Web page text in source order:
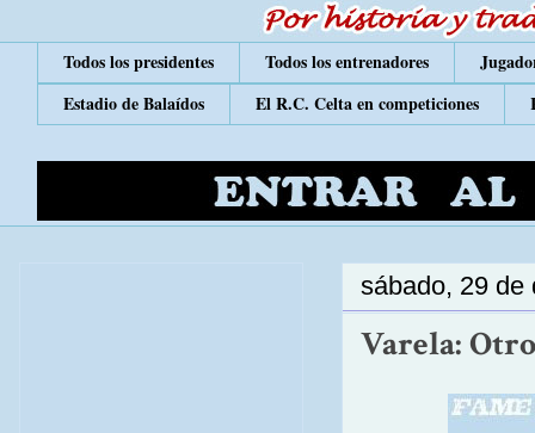
Todos los presidentes Todos los entrenadores
Estadio de Balaídos
El R.C. Celta en competiciones
sábado, 29 de
Varela: